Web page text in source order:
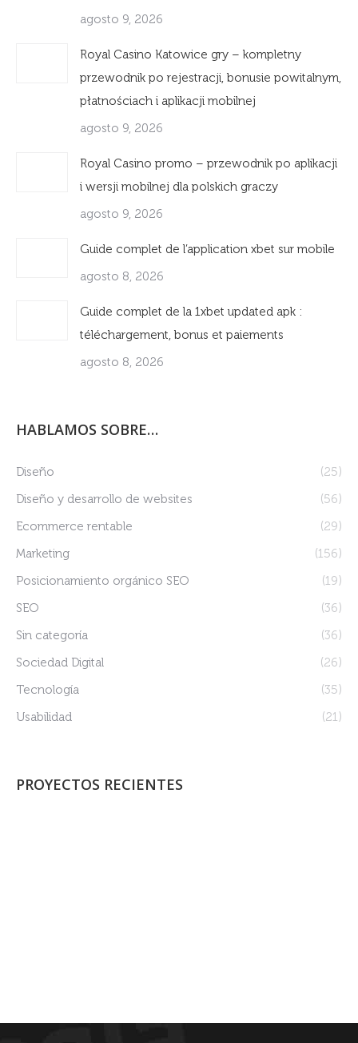
agosto 9, 2026
Royal Casino Katowice gry – kompletny
przewodnik po rejestracji, bonusie powitalnym,
płatnościach i aplikacji mobilnej
agosto 9, 2026
Royal Casino promo – przewodnik po aplikacji
i wersji mobilnej dla polskich graczy
agosto 9, 2026
Guide complet de l’application xbet sur mobile
agosto 8, 2026
Guide complet de la 1xbet updated apk :
téléchargement, bonus et paiements
agosto 8, 2026
HABLAMOS SOBRE…
Diseño
(25)
Diseño y desarrollo de websites
(56)
Ecommerce rentable
(29)
Marketing
(156)
Posicionamiento orgánico SEO
(19)
SEO
(36)
Sin categoría
(36)
Sociedad Digital
(26)
Tecnología
(35)
Usabilidad
(21)
PROYECTOS RECIENTES